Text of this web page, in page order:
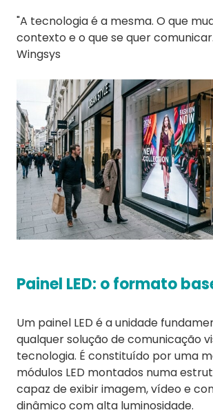
"A tecnologia é a mesma. O que
contexto e o que se quer
Wingsys
Painel LED: o formato
Um painel LED é a unidade
qualquer solução de comunicação
tecnologia. É constituído por uma
módulos LED montados numa
capaz de exibir imagem, vídeo e
dinâmico com alta luminosidade.